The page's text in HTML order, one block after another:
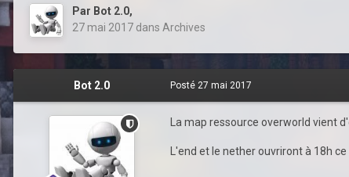
Par Bot 2.0,
27 mai 2017 dans Archives
Bot 2.0 Posté 27 mai 2017
La map ressource overworld vient
L'end et le nether ouvriront à 18h